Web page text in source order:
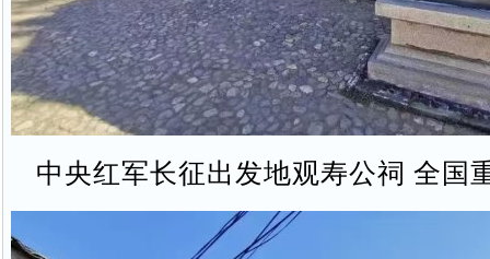
中央红军长征出发地观寿公祠 全国